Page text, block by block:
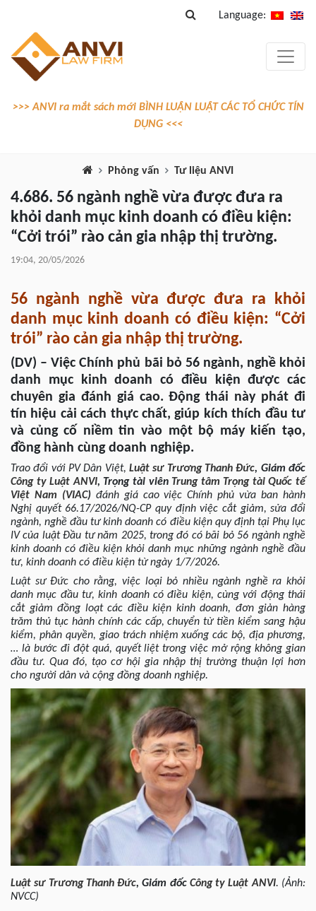
Language:
>>> ANVI ra mắt sách mới BÌNH LUẬN LUẬT CÁC TỔ CHỨC TÍN
DỤNG <<<
Phỏng vấn Tư liệu ANVI
4.686. 56 ngành nghề vừa được đưa ra
khỏi danh mục kinh doanh có điều kiện:
“Cởi trói” rào cản gia nhập thị trường.
19:04, 20/05/2026
56 ngành nghề vừa được đưa ra khỏi
danh mục kinh doanh có điều kiện: “Cởi
trói” rào cản gia nhập thị trường.
(DV) – Việc Chính phủ bãi bỏ 56 ngành, nghề khỏi
danh mục kinh doanh có điều kiện được các
chuyên gia đánh giá cao. Động thái này phát đi
tín hiệu cải cách thực chất, giúp kích thích đầu tư
và củng cố niềm tin vào một bộ máy kiến tạo,
đồng hành cùng doanh nghiệp.
Trao đổi với PV Dân Việt, Luật sư Trương Thanh Đức, Giám đốc
Công ty Luật ANVI, Trọng tài viên Trung tâm Trọng tài Quốc tế
Việt Nam (VIAC)đánh giá cao việc Chính phủ vừa ban hành
Nghị quyết 66.17/2026/NQ-CP quy định việc cắt giảm, sửa đổi
ngành, nghề đầu tư kinh doanh có điều kiện quy định tại Phụ lục
IV của luật Đầu tư năm 2025, trong đó có bãi bỏ 56 ngành nghề
kinh doanh có điều kiện khỏi danh mục những ngành nghề đầu
tư, kinh doanh có điều kiện từ ngày 1/7/2026.
Luật sư Đức cho rằng, việc loại bỏ nhiều ngành nghề ra khỏi
danh mục đầu tư, kinh doanh có điều kiện, cùng với động thái
cắt giảm đồng loạt các điều kiện kinh doanh, đơn giản hàng
trăm thủ tục hành chính các cấp, chuyển từ tiền kiểm sang hậu
kiểm, phân quyền, giao trách nhiệm xuống các bộ, địa phương,
… là bước đi đột quá, quyết liệt trong việc mở rộng không gian
đầu tư. Qua đó, tạo cơ hội gia nhập thị trường thuận lợi hơn
cho người dân và cộng đồng doanh nghiệp.
Luật sư Trương Thanh Đức, Giám đốc Công ty Luật ANVI. (Ảnh:
NVCC)